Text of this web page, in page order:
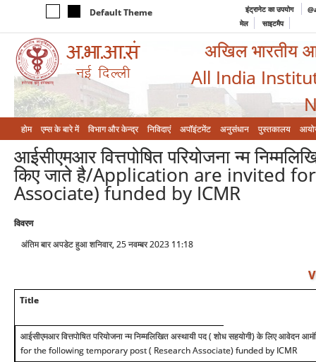
Default Theme इंट्रानेट का उपयोग
मेल
साइटमैप
अखिल भारतीय
All India
होम एम्‍स के बारे में विभाग और केन्‍द्र निविदाएं अपॉइंटमेंट अनुसंधान पुस्तकालय
आईसीएमआर वित्तपोषित परियोजना न्म
किए जाते है/Application are invited
Associate) funded by ICMR
विवरण
अंतिम बार अपडेट हुआ शनिवार, 25 नवम्बर 2023 11:18
Title
आईसीएमआर वित्तपोषित परियोजना न्म निम्मलिखित अस्थायी पद ( शोध सहयोगी) के लिए आवेदन
for the following temporary post ( Research Associate) funded by ICMR